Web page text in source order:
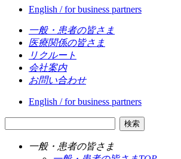
English / for business partners
一般・患者の皆さま
医療関係の皆さま
リクルート
会社案内
お問い合わせ
English / for business partners
検索
一般・患者の皆さま